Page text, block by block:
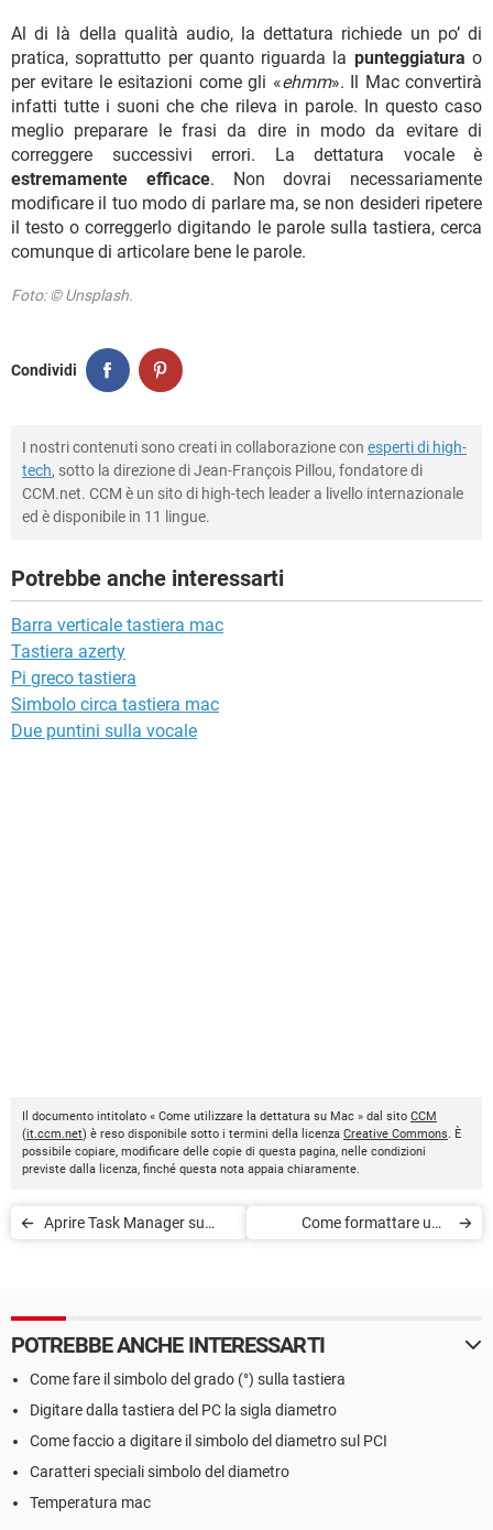
Al di là della qualità audio, la dettatura richiede un po’ di
pratica, soprattutto per quanto riguarda la punteggiatura o
per evitare le esitazioni come gli «ehmm». Il Mac convertirà
infatti tutte i suoni che che rileva in parole. In questo caso
meglio preparare le frasi da dire in modo da evitare di
correggere successivi errori. La dettatura vocale è
estremamente efficace. Non dovrai necessariamente
modificare il tuo modo di parlare ma, se non desideri ripetere
il testo o correggerlo digitando le parole sulla tastiera, cerca
comunque di articolare bene le parole.
Foto: © Unsplash.
Condividi
I nostri contenuti sono creati in collaborazione con esperti di high-
tech, sotto la direzione di Jean-François Pillou, fondatore di
CCM.net. CCM è un sito di high-tech leader a livello internazionale
ed è disponibile in 11 lingue.
Potrebbe anche interessarti
Barra verticale tastiera mac
Tastiera azerty
Pi greco tastiera
Simbolo circa tastiera mac
Due puntini sulla vocale
Il documento intitolato « Come utilizzare la dettatura su Mac » dal sito CCM
(it.ccm.net) è reso disponibile sotto i termini della licenza Creative Commons. È
possibile copiare, modificare delle copie di questa pagina, nelle condizioni
previste dalla licenza, finché questa nota appaia chiaramente.
Aprire Task Manager su
Come formattare una
POTREBBE ANCHE INTERESSARTI
Come fare il simbolo del grado (°) sulla tastiera
Digitare dalla tastiera del PC la sigla diametro
Come faccio a digitare il simbolo del diametro sul PCI
Caratteri speciali simbolo del diametro
Temperatura mac